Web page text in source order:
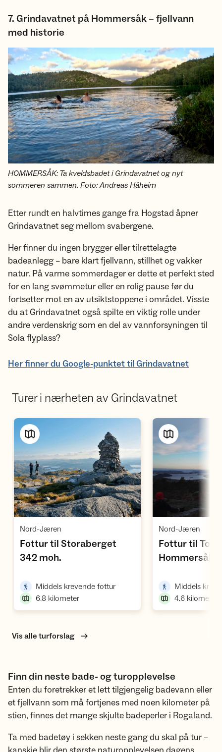
7. Grindavatnet på Hommersåk – fjellvann
med historie
HOMMERSÅK: Ta kveldsbadet i Grindavatnet og nyt
sommeren sammen. Foto: Andreas Håheim
Etter rundt en halvtimes gange fra Hogstad åpner
Grindavatnet seg mellom svabergene.
Her finner du ingen brygger eller tilrettelagte
badeanlegg – bare klart fjellvann, stillhet og vakker
natur. På varme sommerdager er dette et perfekt sted
for en lang svømmetur eller en rolig pause før du
fortsetter mot en av utsiktstoppene i området. Visste
du at Grindavatnet også spilte en viktig rolle under
andre verdenskrig som en del av vannforsyningen til
Sola flyplass?
Her finner du Google-punktet til Grindavatnet
Turer i nærheten av Grindavatnet
Vis turforslag
Nord-Jæren
Fottur til Storaberget
342 moh.
Middels krevende fottur,
6.8 kilometer
Nord-Jæren
Fottur til
Hommersåk
Middels
4.6 kilometer
Vis alle turforslag
Finn din neste bade- og turopplevelse
Enten du foretrekker et lett tilgjengelig badevann eller
et fjellvann som må fortjenes med noen kilometer på
stien, finnes det mange skjulte badeperler i Rogaland.
Ta med badetøy i sekken neste gang du skal på tur –